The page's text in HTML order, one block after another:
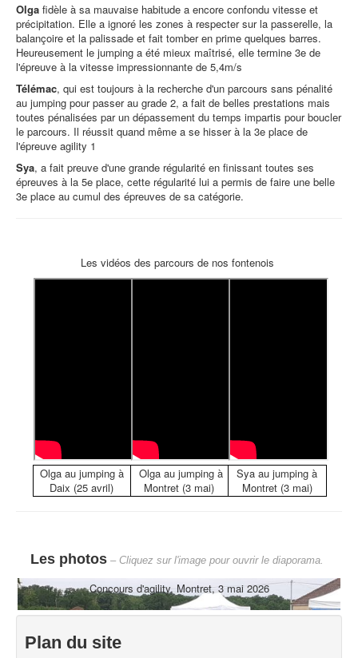
Olga fidèle à sa mauvaise habitude a encore confondu vitesse et
précipitation. Elle a ignoré les zones à respecter sur la passerelle, la
balançoire et la palissade et fait tomber en prime quelques barres.
Heureusement le jumping a été mieux maîtrisé, elle termine 3e de
l'épreuve à la vitesse impressionnante de 5,4m/s
Télémac, qui est toujours à la recherche d'un parcours sans pénalité
au jumping pour passer au grade 2, a fait de belles prestations mais
toutes pénalisées par un dépassement du temps impartis pour boucler
le parcours. Il réussit quand même a se hisser à la 3e place de
l'épreuve agility 1
Sya, a fait preuve d'une grande régularité en finissant toutes ses
épreuves à la 5e place, cette régularité lui a permis de faire une belle
3e place au cumul des épreuves de sa catégorie.
Les vidéos des parcours de nos fontenois
Olga au jumping à
Daix (25 avril)
Olga au jumping à
Montret (3 mai)
Sya au jumping à
Montret (3 mai)
Les photos – Cliquez sur l'image pour ouvrir le diaporama.
Concours d'agility, Montret, 3 mai 2026
Plan du site